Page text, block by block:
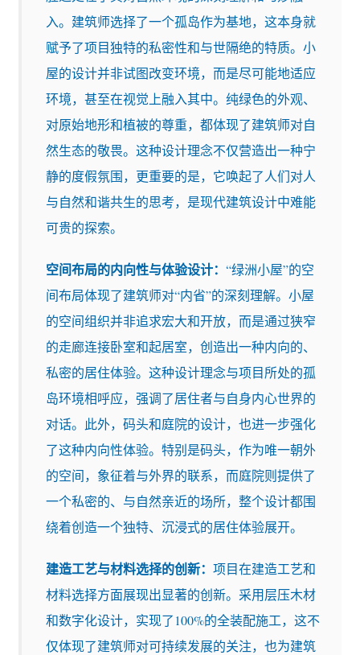
入。建筑师选择了一个孤岛作为基地，这本身就
赋予了项目独特的私密性和与世隔绝的特质。小
屋的设计并非试图改变环境，而是尽可能地适应
环境，甚至在视觉上融入其中。纯绿色的外观、
对原始地形和植被的尊重，都体现了建筑师对自
然生态的敬畏。这种设计理念不仅营造出一种宁
静的度假氛围，更重要的是，它唤起了人们对人
与自然和谐共生的思考，是现代建筑设计中难能
可贵的探索。
空间布局的内向性与体验设计： “绿洲小屋”的空
间布局体现了建筑师对“内省”的深刻理解。小屋
的空间组织并非追求宏大和开放，而是通过狭窄
的走廊连接卧室和起居室，创造出一种内向的、
私密的居住体验。这种设计理念与项目所处的孤
岛环境相呼应，强调了居住者与自身内心世界的
对话。此外，码头和庭院的设计，也进一步强化
了这种内向性体验。特别是码头，作为唯一朝外
的空间，象征着与外界的联系，而庭院则提供了
一个私密的、与自然亲近的场所，整个设计都围
绕着创造一个独特、沉浸式的居住体验展开。
建造工艺与材料选择的创新： 项目在建造工艺和
材料选择方面展现出显著的创新。采用层压木材
和数字化设计，实现了100%的全装配施工，这不
仅体现了建筑师对可持续发展的关注，也为建筑